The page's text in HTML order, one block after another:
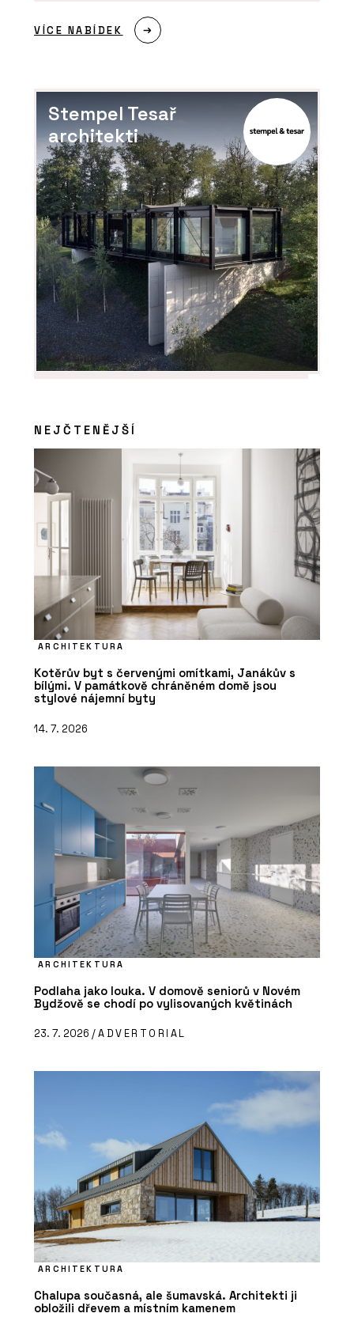
VÍCE NABÍDEK
Stempel Tesař
architekti
NEJČTENĚJŠÍ
ARCHITEKTURA
Kotěrův byt s červenými omítkami, Janákův s
bílými. V památkově chráněném domě jsou
stylové nájemní byty
14. 7. 2026
ARCHITEKTURA
Podlaha jako louka. V domově seniorů v Novém
Bydžově se chodí po vylisovaných květinách
23. 7. 2026 /ADVERTORIAL
ARCHITEKTURA
Chalupa současná, ale šumavská. Architekti ji
obložili dřevem a místním kamenem